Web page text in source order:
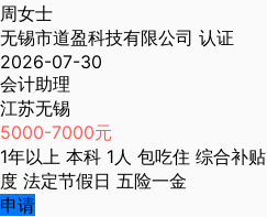
周女士
无锡市道盈科技有限公司 认证
2026-07-30
会计助理
江苏无锡
5000-7000元
1年以上 本科 1人 包吃住 综合补贴
度 法定节假日 五险一金
申请